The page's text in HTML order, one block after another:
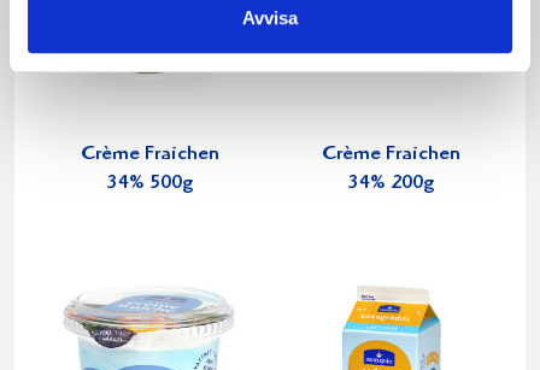
Avvisa
Crème Fraichen
34% 500g
Crème Fraichen
34% 200g